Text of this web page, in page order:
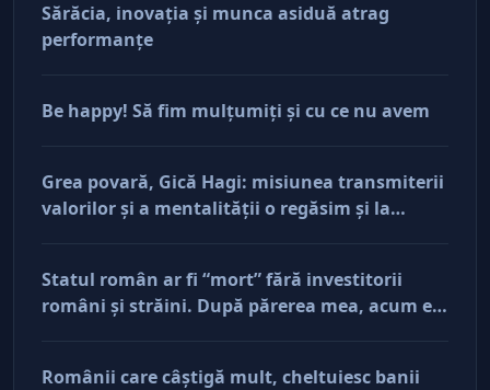
Sărăcia, inovaţia şi munca asiduă atrag
performanţe
Be happy! Să fim mulţumiţi şi cu ce nu avem
Grea povară, Gică Hagi: misiunea transmiterii
valorilor şi a mentalităţii o regăsim şi la
Statul român ar fi “mort” fără investitorii
români şi străini. După părerea mea, acum e
Românii care câştigă mult, cheltuiesc banii